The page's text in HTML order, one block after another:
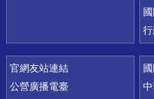
官網友站連結
公營廣播電臺